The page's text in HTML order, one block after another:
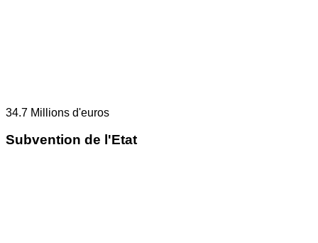
34.7 Millions d'euros
Subvention de l'Etat